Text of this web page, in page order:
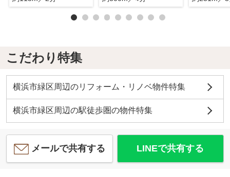
こだわり特集
横浜市緑区周辺のリフォーム・リノベ物件特集
横浜市緑区周辺の駅徒歩圏の物件特集
メールで共有する LINEで共有する